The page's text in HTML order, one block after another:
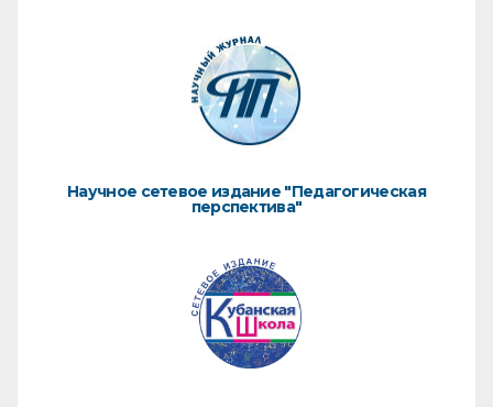
Научное сетевое издание "Педагогическая
перспектива"